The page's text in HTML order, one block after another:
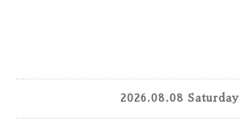
2026.08.08 Saturday